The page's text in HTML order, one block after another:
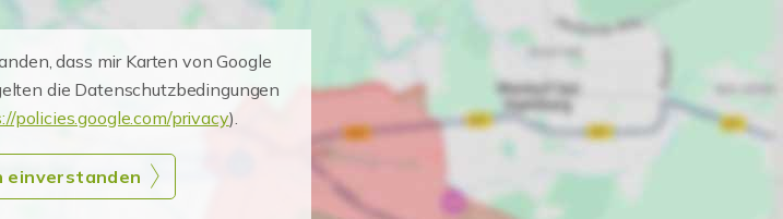
dass mir Karten von Google
die Datenschutzbedingungen
policies.google.com/privacy).
einverstanden